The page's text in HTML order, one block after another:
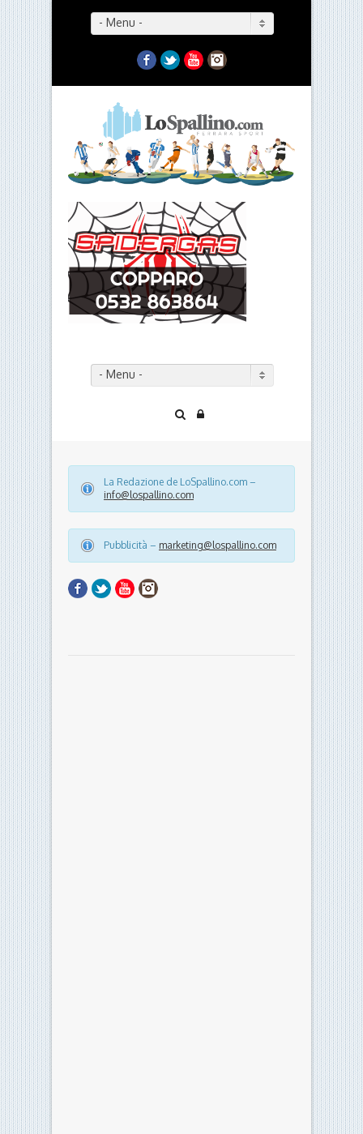
- Menu -
Facebook
TwitterYouTubeInstagram
- Menu -
La Redazione de LoSpallino.com –
info@lospallino.com
Pubblicità – marketing@lospallino.com
Facebook
TwitterYouTube